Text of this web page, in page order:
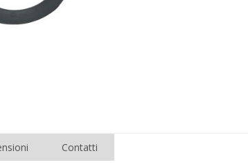
Contatti